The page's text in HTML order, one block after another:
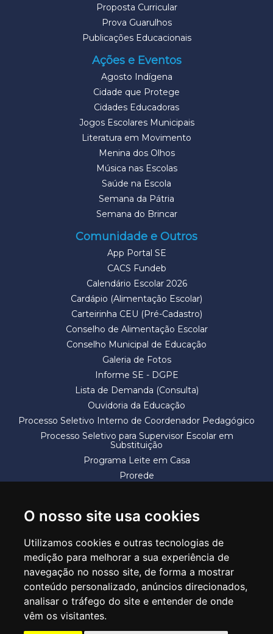
O nosso site usa cookies
Utilizamos cookies e outras tecnologias de
medição para melhorar a sua experiência de
navegação no nosso site, de forma a mostrar
conteúdo personalizado, anúncios direcionados,
analisar o tráfego do site e entender de onde
vêm os visitantes.
Proposta Curricular
Prova Guarulhos
Publicações Educacionais
Ações e Eventos
Agosto Indígena
Cidade que Protege
Cidades Educadoras
Jogos Escolares Municipais
Literatura em Movimento
Menina dos Olhos
Música nas Escolas
Saúde na Escola
Semana da Pátria
Semana do Brincar
Comunidade e Outros
App Portal SE
CACS Fundeb
Calendário Escolar 2026
Cardápio (Alimentação Escolar)
Carteirinha CEU (Pré-Cadastro)
Conselho de Alimentação Escolar
Conselho Municipal de Educação
Galeria de Fotos
Informe SE - DGPE
Lista de Demanda (Consulta)
Ouvidoria da Educação
Processo Seletivo Interno de Coordenador Pedagógico
Processo Seletivo para Supervisor Escolar em
Substituição
Programa Leite em Casa
Prorede
SECRETARIA DE EDUCAÇÃO
Rua Claudino Barbosa, 313 - Macedo - Guarulhos/SP CEP 07113-040
Central de Atendimento: *55 11 2475-7300